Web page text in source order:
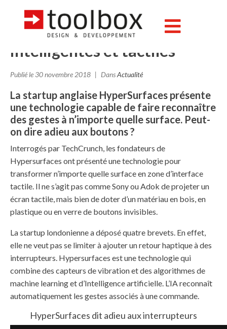
Avec HyperSurfaces, toutes
les surfaces deviennent
intelligentes et tactiles
Publié le30 novembre 2018 DansActualité
La startup anglaise HyperSurfaces présente
une technologie capable de faire reconnaître
des gestes à n’importe quelle surface. Peut-
on dire adieu aux boutons ?
Interrogés par TechCrunch, les fondateurs de
Hypersurfaces ont présenté une technologie pour
transformer n’importe quelle surface en zone d’interface
tactile. Il ne s’agit pas comme Sony ou Adok de projeter un
écran tactile, mais bien de doter d’un matériau en bois, en
plastique ou en verre de boutons invisibles.
La startup londonienne a déposé quatre brevets. En effet,
elle ne veut pas se limiter à ajouter un retour haptique à des
interrupteurs. Hypersurfaces est une technologie qui
combine des capteurs de vibration et des algorithmes de
machine learning et d’Intelligence artificielle. L’IA reconnaît
automatiquement les gestes associés à une commande.
HyperSurfaces dit adieu aux interrupteurs